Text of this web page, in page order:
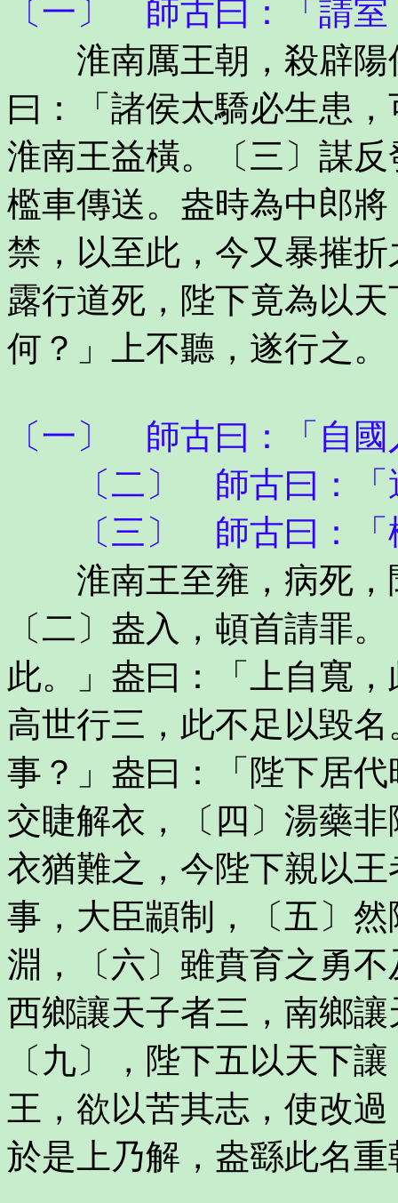
〔一〕 師古曰：「請
淮南厲王朝，殺辟陽
曰：「諸侯太驕必生患
淮南王益橫。〔三〕謀
檻車傳送。盎時為中郎
禁，以至此，今又暴摧
露行道死，陛下竟為以
何？」上不聽，遂行之。
〔一〕 師古曰：「自
〔二〕 師古曰：「
〔三〕 師古曰：「
淮南王至雍，病死，
〔二〕盎入，頓首請罪
此。」盎曰：「上自寬
高世行三，此不足以毀
事？」盎曰：「陛下居
交睫解衣，〔四〕湯藥
衣猶難之，今陛下親以
事，大臣顓制，〔五〕
淵，〔六〕雖賁育之勇
西鄉讓天子者三，南鄉
〔九〕，陛下五以天下
王，欲以苦其志，使改
於是上乃解，盎繇此名